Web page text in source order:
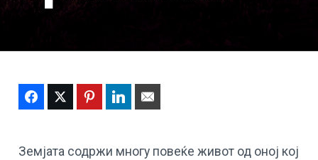
FacebookTwitter PinterestLinkedIn
Земјата содржи многу повеќе живот од оној кој